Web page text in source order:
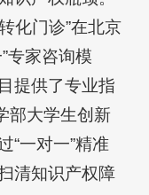
化门诊”在北京
专家咨询模
提供了专业指
部大学生创新
“一对一”精准
清知识产权障